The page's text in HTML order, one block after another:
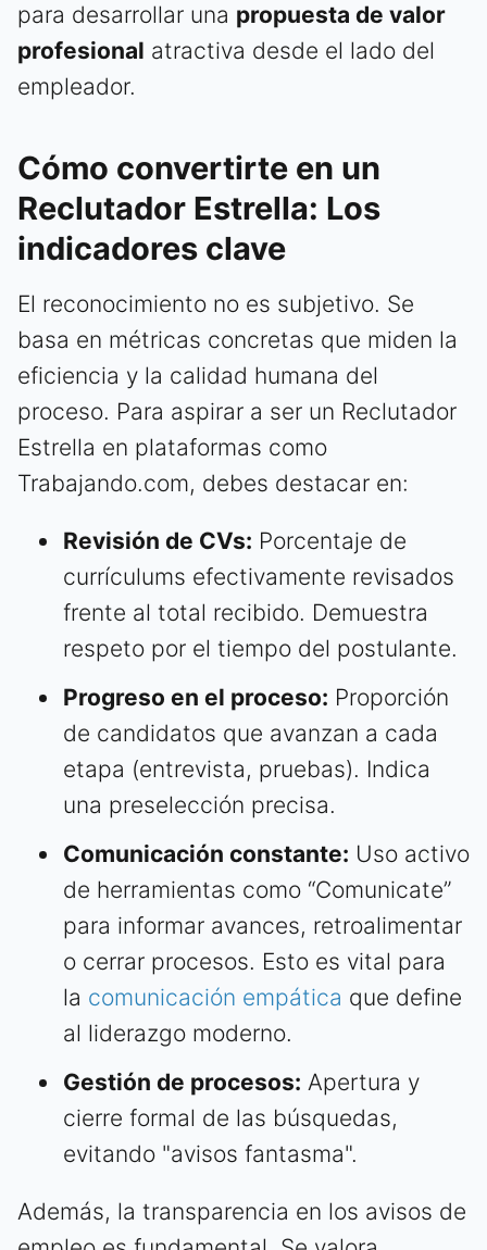
para desarrollar una propuesta de valor
profesional atractiva desde el lado del
empleador.
Cómo convertirte en un
Reclutador Estrella: Los
indicadores clave
El reconocimiento no es subjetivo. Se
basa en métricas concretas que miden la
eficiencia y la calidad humana del
proceso. Para aspirar a ser un Reclutador
Estrella en plataformas como
Trabajando.com, debes destacar en:
Revisión de CVs: Porcentaje de
currículums efectivamente revisados
frente al total recibido. Demuestra
respeto por el tiempo del postulante.
Progreso en el proceso: Proporción
de candidatos que avanzan a cada
etapa (entrevista, pruebas). Indica
una preselección precisa.
Comunicación constante: Uso activo
de herramientas como “Comunicate”
para informar avances, retroalimentar
o cerrar procesos. Esto es vital para
la comunicación empática que define
al liderazgo moderno.
Gestión de procesos: Apertura y
cierre formal de las búsquedas,
evitando "avisos fantasma".
Además, la transparencia en los avisos de